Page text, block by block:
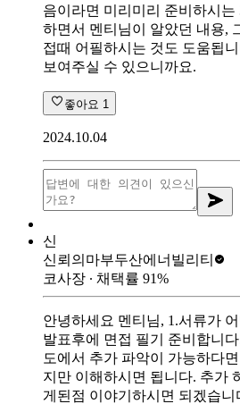
음이라면 미리미리 준비하시
하면서 멘티님이 알았던 내용,
접때 어필하시는 것도 도움됩
보여주실 수 있으니까요.
좋아요 1
2024.10.04
신
신뢰의마부두산에너빌리티
코사장 ∙ 채택률 91%
안녕하세요 멘티님, 1.서류가
발표후에 면접 필기 준비합니
도에서 추가 파악이 가능하다
지만 이해하시면 됩니다. 추가
게된점 이야기하시면 되겠습니